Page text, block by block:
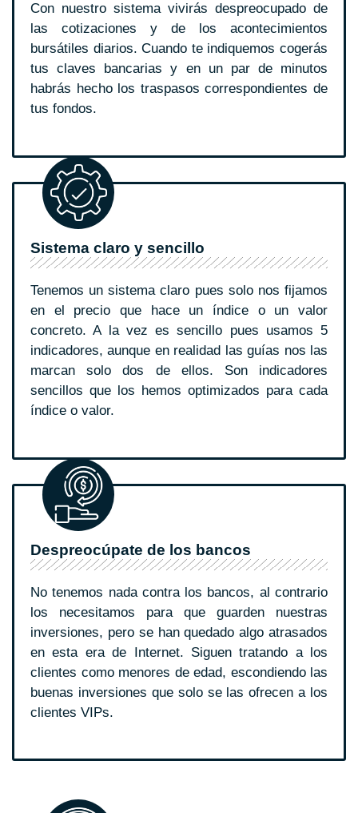
Con nuestro sistema vivirás despreocupado de
las cotizaciones y de los acontecimientos
bursátiles diarios. Cuando te indiquemos cogerás
tus claves bancarias y en un par de minutos
habrás hecho los traspasos correspondientes de
tus fondos.
Sistema claro y sencillo
Tenemos un sistema claro pues solo nos fijamos
en el precio que hace un índice o un valor
concreto. A la vez es sencillo pues usamos 5
indicadores, aunque en realidad las guías nos las
marcan solo dos de ellos. Son indicadores
sencillos que los hemos optimizados para cada
índice o valor.
Despreocúpate de los bancos
No tenemos nada contra los bancos, al contrario
los necesitamos para que guarden nuestras
inversiones, pero se han quedado algo atrasados
en esta era de Internet. Siguen tratando a los
clientes como menores de edad, escondiendo las
buenas inversiones que solo se las ofrecen a los
clientes VIPs.